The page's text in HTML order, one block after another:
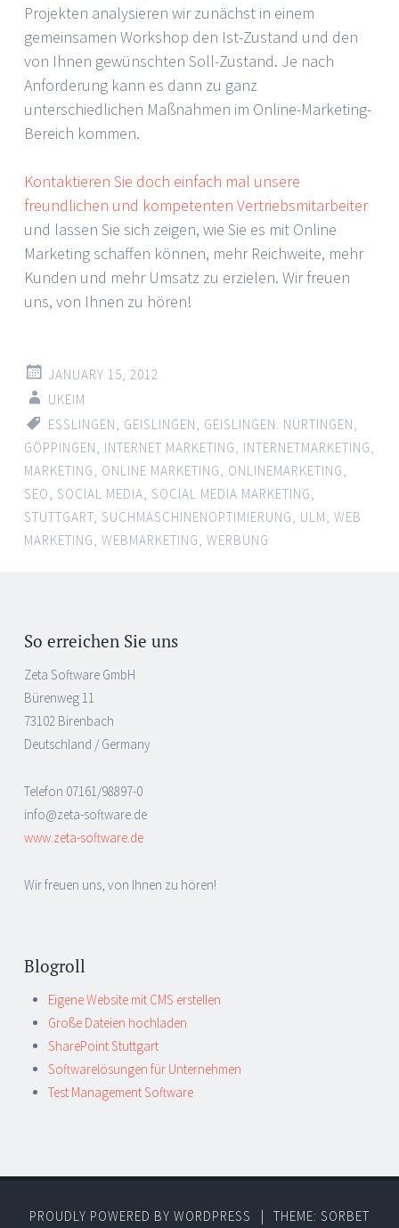
Projekten analysieren wir zunächst in einem
gemeinsamen Workshop den Ist-Zustand und den
von Ihnen gewünschten Soll-Zustand. Je nach
Anforderung kann es dann zu ganz
unterschiedlichen Maßnahmen im Online-Marketing-
Bereich kommen.
Kontaktieren Sie doch einfach mal unsere
freundlichen und kompetenten Vertriebsmitarbeiter
und lassen Sie sich zeigen, wie Sie es mit Online
Marketing schaffen können, mehr Reichweite, mehr
Kunden und mehr Umsatz zu erzielen. Wir freuen
uns, von Ihnen zu hören!
JANUARY 15, 2012
UKEIM
ESSLINGEN
GEISLINGEN GEISLINGEN. NÜRTINGEN
GÖPPINGEN
INTERNET MARKETING INTERNETMARKETING
MARKETING
ONLINE MARKETING ONLINEMARKETING
SEO
SOCIAL MEDIA SOCIAL MEDIA MARKETING
STUTTGART SUCHMASCHINENOPTIMIERUNG ULM WEB
MARKETING WEBMARKETING WERBUNG
So erreichen Sie uns
Zeta Software GmbH
Bürenweg 11
73102 Birenbach
Deutschland / Germany
Telefon 07161/98897-0
info@zeta-software.de
www.zeta-software.de
Wir freuen uns, von Ihnen zu hören!
Blogroll
Eigene Website mit CMS erstellen
Große Dateien hochladen
SharePoint Stuttgart
Softwarelösungen für Unternehmen
Test Management Software
PROUDLY POWERED BY WORDPRESS | THEME: SORBET